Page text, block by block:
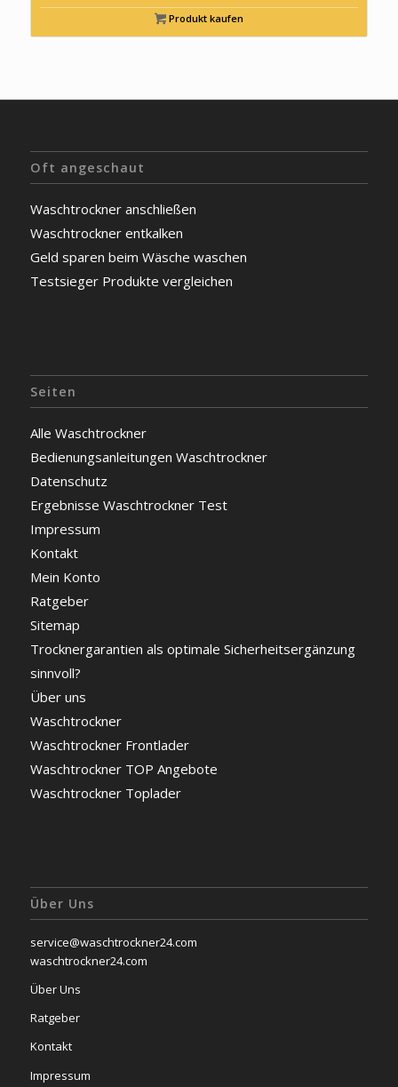
Produkt kaufen
Oft angeschaut
Waschtrockner anschließen
Waschtrockner entkalken
Geld sparen beim Wäsche waschen
Testsieger Produkte vergleichen
Seiten
Alle Waschtrockner
Bedienungsanleitungen Waschtrockner
Datenschutz
Ergebnisse Waschtrockner Test
Impressum
Kontakt
Mein Konto
Ratgeber
Sitemap
Trocknergarantien als optimale Sicherheitsergänzung
sinnvoll?
Über uns
Waschtrockner
Waschtrockner Frontlader
Waschtrockner TOP Angebote
Waschtrockner Toplader
Über Uns
service@waschtrockner24.com
waschtrockner24.com
Über Uns
Ratgeber
Kontakt
Impressum